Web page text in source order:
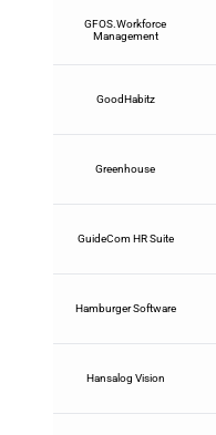
GFOS.Workforce
Management
GoodHabitz
Greenhouse
GuideCom HR Suite
Hamburger Software
Hansalog Vision